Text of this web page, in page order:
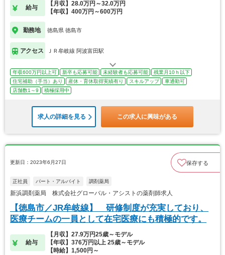
給与
【月収】28.0万円～32.0万円
【年収】400万円～600万円
勤務地 徳島県 徳島市
アクセス ＪＲ牟岐線 阿波富田駅
年収600万円以上可 新卒も応募可能 未経験者も応募可能
残業月10ｈ以下
住宅補助（手当）あり
産休・育休取得実績有り スキルアップ
車通勤可
店舗数1～9
積極採用中
求人の詳細を見る この求人に興味がある
更新日：2023年6月27日 保存する
正社員 パート・アルバイト 調剤薬局
新浜調剤薬局 株式会社グローバル・アシストの薬剤師求人
【徳島市／JR牟岐線】 研修制度が充実しており、
医療チームの一員として在宅医療にも積極的です。
給与
【月収】27.9万円25歳～モデル
【年収】376万円以上 25歳～モデル
【時給】1,500円～